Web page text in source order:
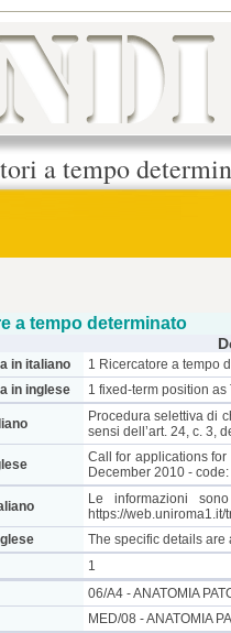
a tempo
a tempo determinato
in italiano
1 Ricercatore a tempo
in inglese
1 fixed-term position
Procedura selettiva di
sensi dell’art. 24, c. 3,
Call for applications for
December 2010 -
Le informazioni
https://web.uniroma1.it/
The specific details are
1
06/A4 - ANATOMIA
MED/08 - ANATOMIA